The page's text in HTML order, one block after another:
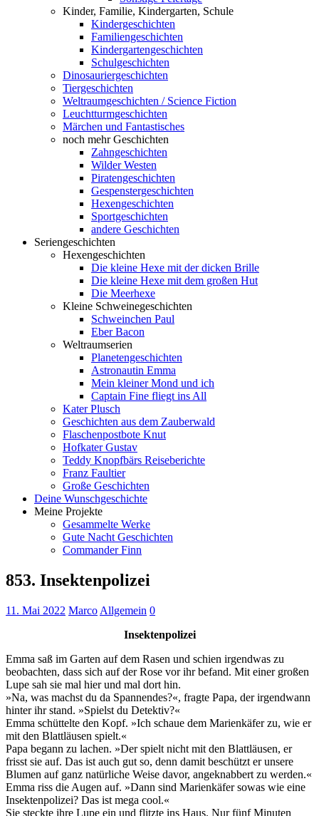
Kinder, Familie, Kindergarten, Schule
Kindergeschichten
Familiengeschichten
Kindergartengeschichten
Schulgeschichten
Dinosauriergeschichten
Tiergeschichten
Weltraumgeschichten / Science Fiction
Leuchtturmgeschichten
Märchen und Fantastisches
noch mehr Geschichten
Zahngeschichten
Wilder Westen
Piratengeschichten
Gespenstergeschichten
Hexengeschichten
Sportgeschichten
andere Geschichten
Seriengeschichten
Hexengeschichten
Die kleine Hexe mit der dicken Brille
Die kleine Hexe mit dem großen Hut
Die Meerhexe
Kleine Schweinegeschichten
Schweinchen Paul
Eber Bacon
Weltraumserien
Planetengeschichten
Astronautin Emma
Mein kleiner Mond und ich
Captain Fine fliegt ins All
Kater Plusch
Geschichten aus dem Zauberwald
Flaschenpostbote Knut
Hofkater Gustav
Teddy Knopfbärs Reiseberichte
Franz Faultier
Große Geschichten
Deine Wunschgeschichte
Meine Projekte
Gesammelte Werke
Gute Nacht Geschichten
Commander Finn
853. Insektenpolizei
11. Mai 2022 Marco Allgemein 0
Insektenpolizei
Emma saß im Garten auf dem Rasen und schien irgendwas zu
beobachten, dass sich auf der Rose vor ihr befand. Mit einer großen
Lupe sah sie mal hier und mal dort hin.
»Na, was machst du da Spannendes?«, fragte Papa, der irgendwann
hinter ihr stand. »Spielst du Detektiv?«
Emma schüttelte den Kopf. »Ich schaue dem Marienkäfer zu, wie er
mit den Blattläusen spielt.«
Papa begann zu lachen. »Der spielt nicht mit den Blattläusen, er
frisst sie auf. Das ist auch gut so, denn damit beschützt er unsere
Blumen auf ganz natürliche Weise davor, angeknabbert zu werden.«
Emma riss die Augen auf. »Dann sind Marienkäfer sowas wie eine
Insektenpolizei? Das ist mega cool.«
Sie steckte ihre Lupe ein und flitzte ins Haus. Nur fünf Minuten